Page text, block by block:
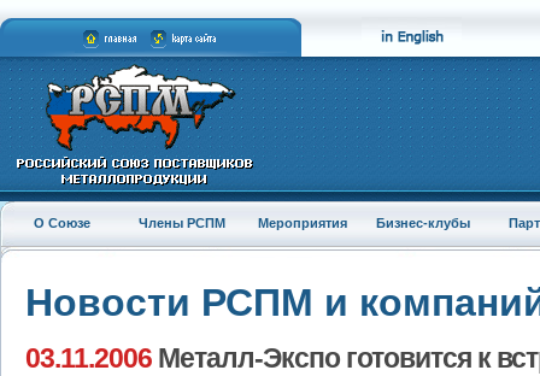
О Союзе Члены РСПМ Мероприятия Бизнес-клубы
Новости РСПМ и
03.11.2006 Металл-Экспо готовится к